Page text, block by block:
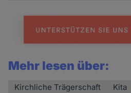
Mehr lesen über:
Kirchliche Trägerschaft
Kita